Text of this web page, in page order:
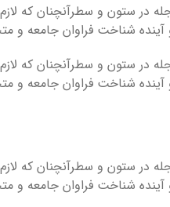
در ستون و سطرآنچنان که
آینده شناخت فراوان جامعه و
در ستون و سطرآنچنان که
آینده شناخت فراوان جامعه و
در ستون و سطرآنچنان که
آینده شناخت فراوان جامعه و